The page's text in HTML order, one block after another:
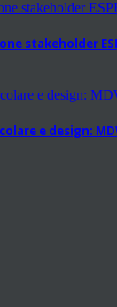
stakeholder
e design: